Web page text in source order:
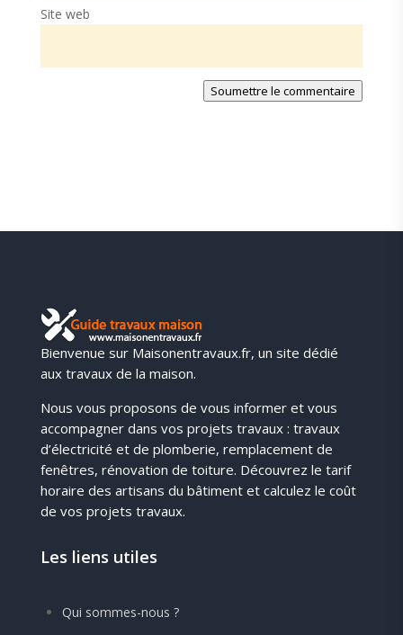
Site web
Soumettre le commentaire
Bienvenue sur Maisonentravaux.fr, un site dédié
aux travaux de la maison.
Nous vous proposons de vous informer et vous
accompagner dans vos projets travaux : travaux
d’électricité et de plomberie, remplacement de
fenêtres, rénovation de toiture. Découvrez le tarif
horaire des artisans du bâtiment et calculez le coût
de vos projets travaux.
Les liens utiles
Qui sommes-nous ?